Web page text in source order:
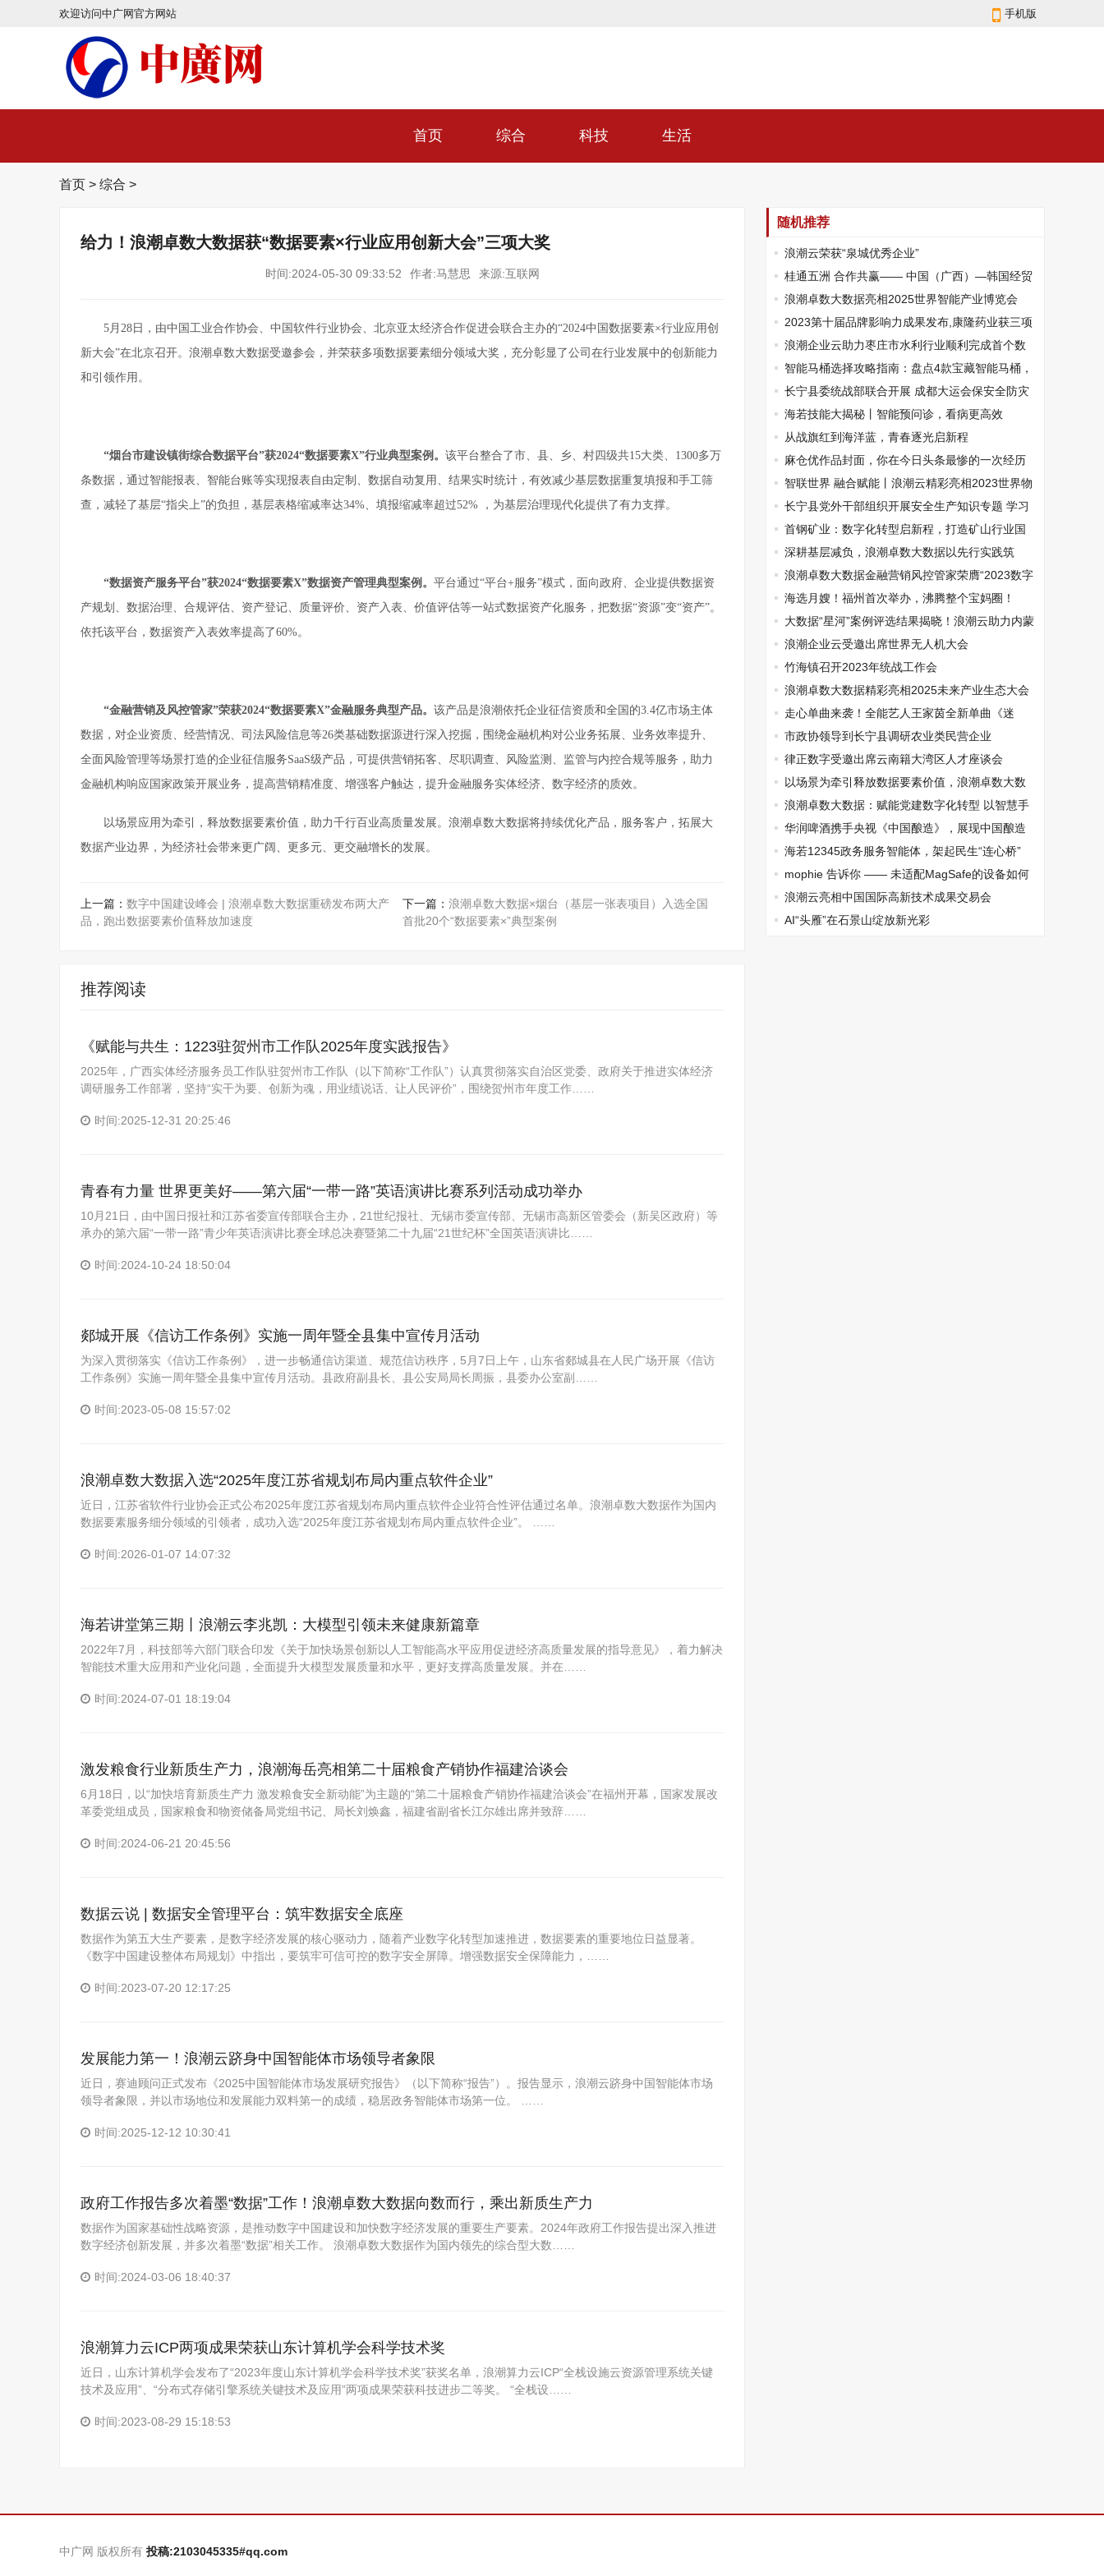
欢迎访问中广网官方网站 手机版
首页 综合 科技 生活
首页 > 综合 >
给力！浪潮卓数大数据获“数据要素×行业应用创新大会”三项大奖
时间:2024-05-30 09:33:52 作者:马慧思 来源:互联网
5月28日，由中国工业合作协会、中国软件行业协会、北京亚太经济合作促进会联合主办的“2024中国数据要素×行业应用创
新大会”在北京召开。浪潮卓数大数据受邀参会，并荣获多项数据要素细分领域大奖，充分彰显了公司在行业发展中的创新能力
和引领作用。
“烟台市建设镇街综合数据平台”获2024“数据要素X”行业典型案例。 该平台整合了市、县、乡、村四级共15大类、1300多万
条数据，通过智能报表、智能台账等实现报表自由定制、数据自动复用、结果实时统计，有效减少基层数据重复填报和手工筛
查，减轻了基层“指尖上”的负担，基层表格缩减率达34%、填报缩减率超过52% ，为基层治理现代化提供了有力支撑。
“数据资产服务平台”获2024“数据要素X”数据资产管理典型案例。 平台通过“平台+服务”模式，面向政府、企业提供数据资
产规划、数据治理、合规评估、资产登记、质量评价、资产入表、价值评估等一站式数据资产化服务，把数据“资源”变“资产”。
依托该平台，数据资产入表效率提高了60%。
“金融营销及风控管家”荣获2024“数据要素X”金融服务典型产品。 该产品是浪潮依托企业征信资质和全国的3.4亿市场主体
数据，对企业资质、经营情况、司法风险信息等26类基础数据源进行深入挖掘，围绕金融机构对公业务拓展、业务效率提升、
全面风险管理等场景打造的企业征信服务SaaS级产品，可提供营销拓客、尽职调查、风险监测、监管与内控合规等服务，助力
金融机构响应国家政策开展业务，提高营销精准度、增强客户触达，提升金融服务实体经济、数字经济的质效。
以场景应用为牵引，释放数据要素价值，助力千行百业高质量发展。浪潮卓数大数据将持续优化产品，服务客户，拓展大
数据产业边界，为经济社会带来更广阔、更多元、更交融增长的发展。
上一篇： 数字中国建设峰会 | 浪潮卓数大数据重磅发布两大产
品，跑出数据要素价值释放加速度
下一篇： 浪潮卓数大数据×烟台（基层一张表项目）入选全国
首批20个“数据要素×”典型案例
推荐阅读
《赋能与共生：1223驻贺州市工作队2025年度实践报告》
2025年，广西实体经济服务员工作队驻贺州市工作队（以下简称“工作队”）认真贯彻落实自治区党委、政府关于推进实体经济
调研服务工作部署，坚持“实干为要、创新为魂，用业绩说话、让人民评价”，围绕贺州市年度工作……
时间:2025-12-31 20:25:46
青春有力量 世界更美好——第六届“一带一路”英语演讲比赛系列活动成功举办
10月21日，由中国日报社和江苏省委宣传部联合主办，21世纪报社、无锡市委宣传部、无锡市高新区管委会（新吴区政府）等
承办的第六届“一带一路”青少年英语演讲比赛全球总决赛暨第二十九届“21世纪杯”全国英语演讲比……
时间:2024-10-24 18:50:04
郯城开展《信访工作条例》实施一周年暨全县集中宣传月活动
为深入贯彻落实《信访工作条例》，进一步畅通信访渠道、规范信访秩序，5月7日上午，山东省郯城县在人民广场开展《信访
工作条例》实施一周年暨全县集中宣传月活动。县政府副县长、县公安局局长周振，县委办公室副……
时间:2023-05-08 15:57:02
浪潮卓数大数据入选“2025年度江苏省规划布局内重点软件企业”
近日，江苏省软件行业协会正式公布2025年度江苏省规划布局内重点软件企业符合性评估通过名单。浪潮卓数大数据作为国内
数据要素服务细分领域的引领者，成功入选“2025年度江苏省规划布局内重点软件企业”。 ……
时间:2026-01-07 14:07:32
海若讲堂第三期丨浪潮云李兆凯：大模型引领未来健康新篇章
2022年7月，科技部等六部门联合印发《关于加快场景创新以人工智能高水平应用促进经济高质量发展的指导意见》，着力解决
智能技术重大应用和产业化问题，全面提升大模型发展质量和水平，更好支撑高质量发展。并在……
时间:2024-07-01 18:19:04
激发粮食行业新质生产力，浪潮海岳亮相第二十届粮食产销协作福建洽谈会
6月18日，以“加快培育新质生产力 激发粮食安全新动能”为主题的“第二十届粮食产销协作福建洽谈会”在福州开幕，国家发展改
革委党组成员，国家粮食和物资储备局党组书记、局长刘焕鑫，福建省副省长江尔雄出席并致辞……
时间:2024-06-21 20:45:56
数据云说 | 数据安全管理平台：筑牢数据安全底座
数据作为第五大生产要素，是数字经济发展的核心驱动力，随着产业数字化转型加速推进，数据要素的重要地位日益显著。
《数字中国建设整体布局规划》中指出，要筑牢可信可控的数字安全屏障。增强数据安全保障能力，……
时间:2023-07-20 12:17:25
发展能力第一！浪潮云跻身中国智能体市场领导者象限
近日，赛迪顾问正式发布《2025中国智能体市场发展研究报告》（以下简称“报告”）。报告显示，浪潮云跻身中国智能体市场
领导者象限，并以市场地位和发展能力双料第一的成绩，稳居政务智能体市场第一位。 ……
时间:2025-12-12 10:30:41
政府工作报告多次着墨“数据”工作！浪潮卓数大数据向数而行，乘出新质生产力
数据作为国家基础性战略资源，是推动数字中国建设和加快数字经济发展的重要生产要素。2024年政府工作报告提出深入推进
数字经济创新发展，并多次着墨“数据”相关工作。 浪潮卓数大数据作为国内领先的综合型大数……
时间:2024-03-06 18:40:37
浪潮算力云ICP两项成果荣获山东计算机学会科学技术奖
近日，山东计算机学会发布了“2023年度山东计算机学会科学技术奖”获奖名单，浪潮算力云ICP“全栈设施云资源管理系统关键
技术及应用”、“分布式存储引擎系统关键技术及应用”两项成果荣获科技进步二等奖。 “全栈设……
时间:2023-08-29 15:18:53
随机推荐
浪潮云荣获“泉城优秀企业”
桂通五洲 合作共赢—— 中国（广西）—韩国经贸
合作洽谈会 在广西南宁成功举办
浪潮卓数大数据亮相2025世界智能产业博览会
2023第十届品牌影响力成果发布,康隆药业获三项
殊荣浪潮企业云助力枣庄市水利行业顺利完成首个数
据资产评估
智能马桶选择攻略指南：盘点4款宝藏智能马桶，
精准避坑不踩雷
长宁县委统战部联合开展 成都大运会保安全防灾
害综合督导工作
海若技能大揭秘丨智能预问诊，看病更高效
从战旗红到海洋蓝，青春逐光启新程
麻仓优作品封面，你在今日头条最惨的一次经历
是什么
智联世界 融合赋能丨浪潮云精彩亮相2023世界物
联网博览会
长宁县党外干部组织开展安全生产知识专题 学习
培训首钢矿业：数字化转型启新程，打造矿山行业国
产化新标杆
深耕基层减负，浪潮卓数大数据以先行实践筑
牢“一表通”建设标杆
浪潮卓数大数据金融营销风控管家荣膺“2023数字
金融服务优秀产品”
海选月嫂！福州首次举办，沸腾整个宝妈圈！
大数据“星河”案例评选结果揭晓！浪潮云助力内蒙
古、上海静安两项目成功入选
浪潮企业云受邀出席世界无人机大会
竹海镇召开2023年统战工作会
浪潮卓数大数据精彩亮相2025未来产业生态大会
走心单曲来袭！全能艺人王家茵全新单曲《迷
羁》全网上线，诉说偶像与粉丝长久牵挂
市政协领导到长宁县调研农业类民营企业
律正数字受邀出席云南籍大湾区人才座谈会
以场景为牵引释放数据要素价值，浪潮卓数大数
据获2024IT市场年会两大奖项
浪潮卓数大数据：赋能党建数字化转型 以智慧手
段促高质量发展
华润啤酒携手央视《中国酿造》，展现中国酿造
文化的历史与魅力
海若12345政务服务智能体，架起民生“连心桥”
mophie 告诉你 —— 未适配MagSafe的设备如何
「磁吸无线充」
浪潮云亮相中国国际高新技术成果交易会
AI“头雁”在石景山绽放新光彩
中广网 版权所有 投稿:2103045335#qq.com